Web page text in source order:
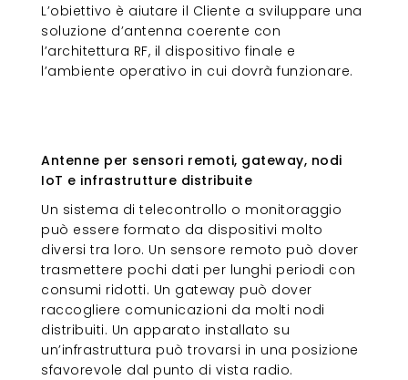
L’obiettivo è aiutare il Cliente a sviluppare una
soluzione d’antenna coerente con
l’architettura RF, il dispositivo finale e
l’ambiente operativo in cui dovrà funzionare.
Antenne per sensori remoti, gateway, nodi
IoT e infrastrutture distribuite
Un sistema di telecontrollo o monitoraggio
può essere formato da dispositivi molto
diversi tra loro. Un sensore remoto può dover
trasmettere pochi dati per lunghi periodi con
consumi ridotti. Un gateway può dover
raccogliere comunicazioni da molti nodi
distribuiti. Un apparato installato su
un’infrastruttura può trovarsi in una posizione
sfavorevole dal punto di vista radio.